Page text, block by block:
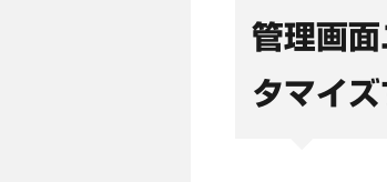
管理画
タマイ